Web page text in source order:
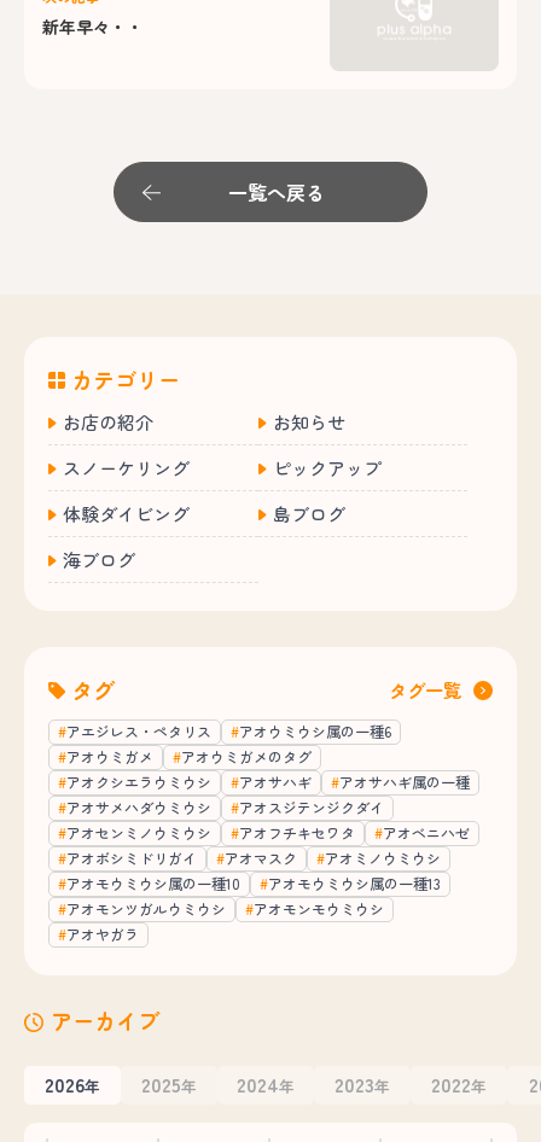
新年早々・・
一覧へ戻る
カテゴリー
お店の紹介
お知らせ
スノーケリング
ピックアップ
体験ダイビング
島ブログ
海ブログ
タグ タグ一覧
アエジレス・ペタリス
アオウミウシ属の一種6
アオウミガメ
アオウミガメのタグ
アオクシエラウミウシ
アオサハギ
アオサハギ属の一種
アオサメハダウミウシ
アオスジテンジクダイ
アオセンミノウミウシ
アオフチキセワタ
アオベニハゼ
アオボシミドリガイ
アオマスク
アオミノウミウシ
アオモウミウシ属の一種10
アオモウミウシ属の一種13
アオモンツガルウミウシ
アオモンモウミウシ
アオヤガラ
アーカイブ
2026年 2025年 2024年 2023年 2022年